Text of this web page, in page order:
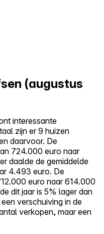
(augustus
interessante
zijn er 9 huizen
daarvoor. De
724.000 euro naar
daalde de gemiddelde
4.493 euro. De
euro naar 614.000
dit jaar is 5% lager dan
verschuiving in de
verkopen, maar een